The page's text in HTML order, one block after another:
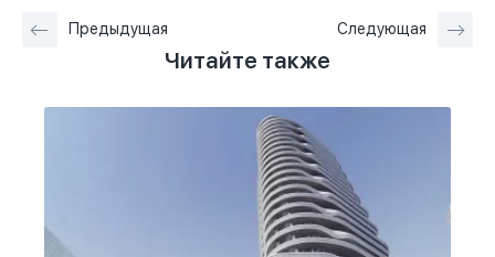
Предыдущая Следующая
Читайте также